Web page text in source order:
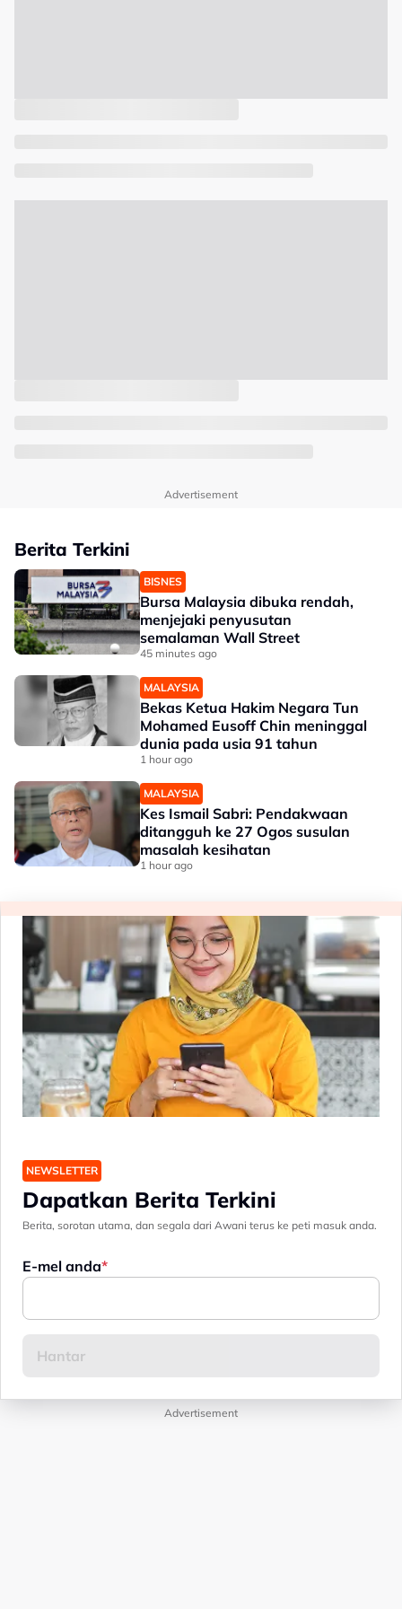
Advertisement
Berita Terkini
BISNES
Bursa Malaysia dibuka rendah,
menjejaki penyusutan
semalaman Wall Street
45 minutes ago
MALAYSIA
Bekas Ketua Hakim Negara Tun
Mohamed Eusoff Chin meninggal
dunia pada usia 91 tahun
1 hour ago
MALAYSIA
Kes Ismail Sabri: Pendakwaan
ditangguh ke 27 Ogos susulan
masalah kesihatan
1 hour ago
NEWSLETTER
Dapatkan Berita Terkini
Berita, sorotan utama, dan segala dari Awani terus ke peti masuk anda.
E-mel anda
Advertisement